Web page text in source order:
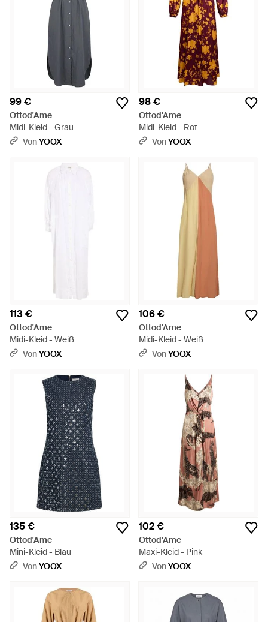
99 €
Ottod'Ame
Midi-Kleid - Grau
VonYOOX
98 €
Ottod'Ame
Midi-Kleid - Rot
VonYOOX
113 €
Ottod'Ame
Midi-Kleid - Weiß
VonYOOX
106 €
Ottod'Ame
Midi-Kleid - Weiß
VonYOOX
135 €
Ottod'Ame
Mini-Kleid - Blau
VonYOOX
102 €
Ottod'Ame
Maxi-Kleid - Pink
VonYOOX